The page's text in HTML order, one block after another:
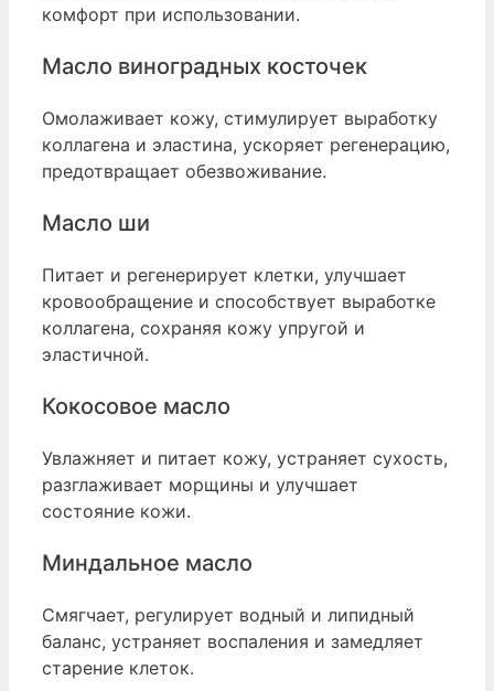
комфорт при использовании.
Масло виноградных косточек
Омолаживает кожу, стимулирует выработку
коллагена и эластина, ускоряет регенерацию,
предотвращает обезвоживание.
Масло ши
Питает и регенерирует клетки, улучшает
кровообращение и способствует выработке
коллагена, сохраняя кожу упругой и
эластичной.
Кокосовое масло
Увлажняет и питает кожу, устраняет сухость,
разглаживает морщины и улучшает
состояние кожи.
Миндальное масло
Смягчает, регулирует водный и липидный
баланс, устраняет воспаления и замедляет
старение клеток.